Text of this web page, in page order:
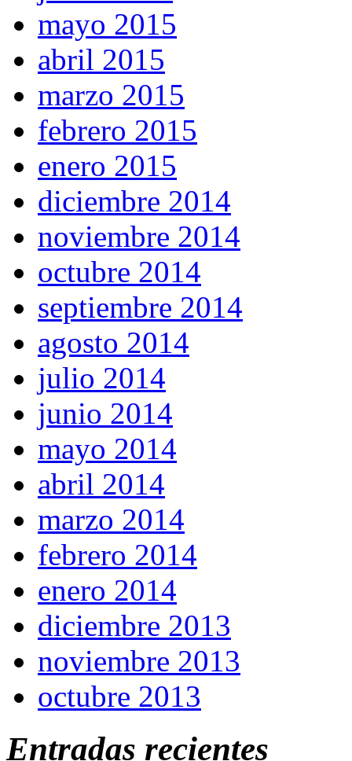
mayo 2015
abril 2015
marzo 2015
febrero 2015
enero 2015
diciembre 2014
noviembre 2014
octubre 2014
septiembre 2014
agosto 2014
julio 2014
junio 2014
mayo 2014
abril 2014
marzo 2014
febrero 2014
enero 2014
diciembre 2013
noviembre 2013
octubre 2013
Entradas recientes